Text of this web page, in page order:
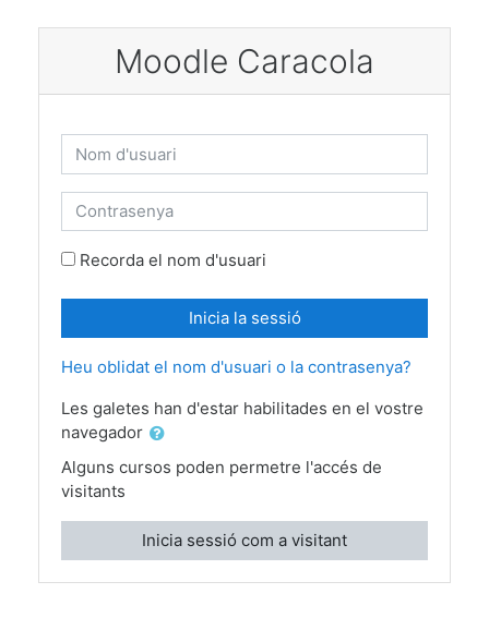
Moodle Caracola
Nom d'usuari
Contrasenya
Recorda el nom d'usuari
Inicia la sessió
Heu oblidat el nom d'usuari o la contrasenya?
Les galetes han d'estar habilitades en el vostre
navegador
Alguns cursos poden permetre l'accés de
visitants
Inicia sessió com a visitant